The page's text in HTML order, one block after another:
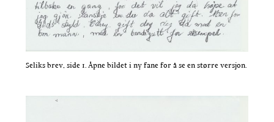
Seliks brev, side 1. Åpne bildet i ny fane for å se en større versjon.